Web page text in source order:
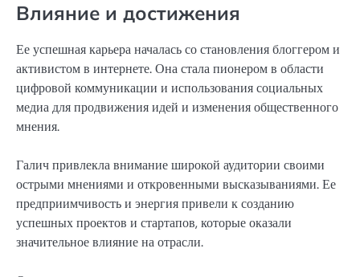
Влияние и достижения
Ее успешная карьера началась со становления блоггером и
активистом в интернете. Она стала пионером в области
цифровой коммуникации и использования социальных
медиа для продвижения идей и изменения общественного
мнения.
Галич привлекла внимание широкой аудитории своими
острыми мнениями и откровенными высказываниями. Ее
предприимчивость и энергия привели к созданию
успешных проектов и стартапов, которые оказали
значительное влияние на отрасли.